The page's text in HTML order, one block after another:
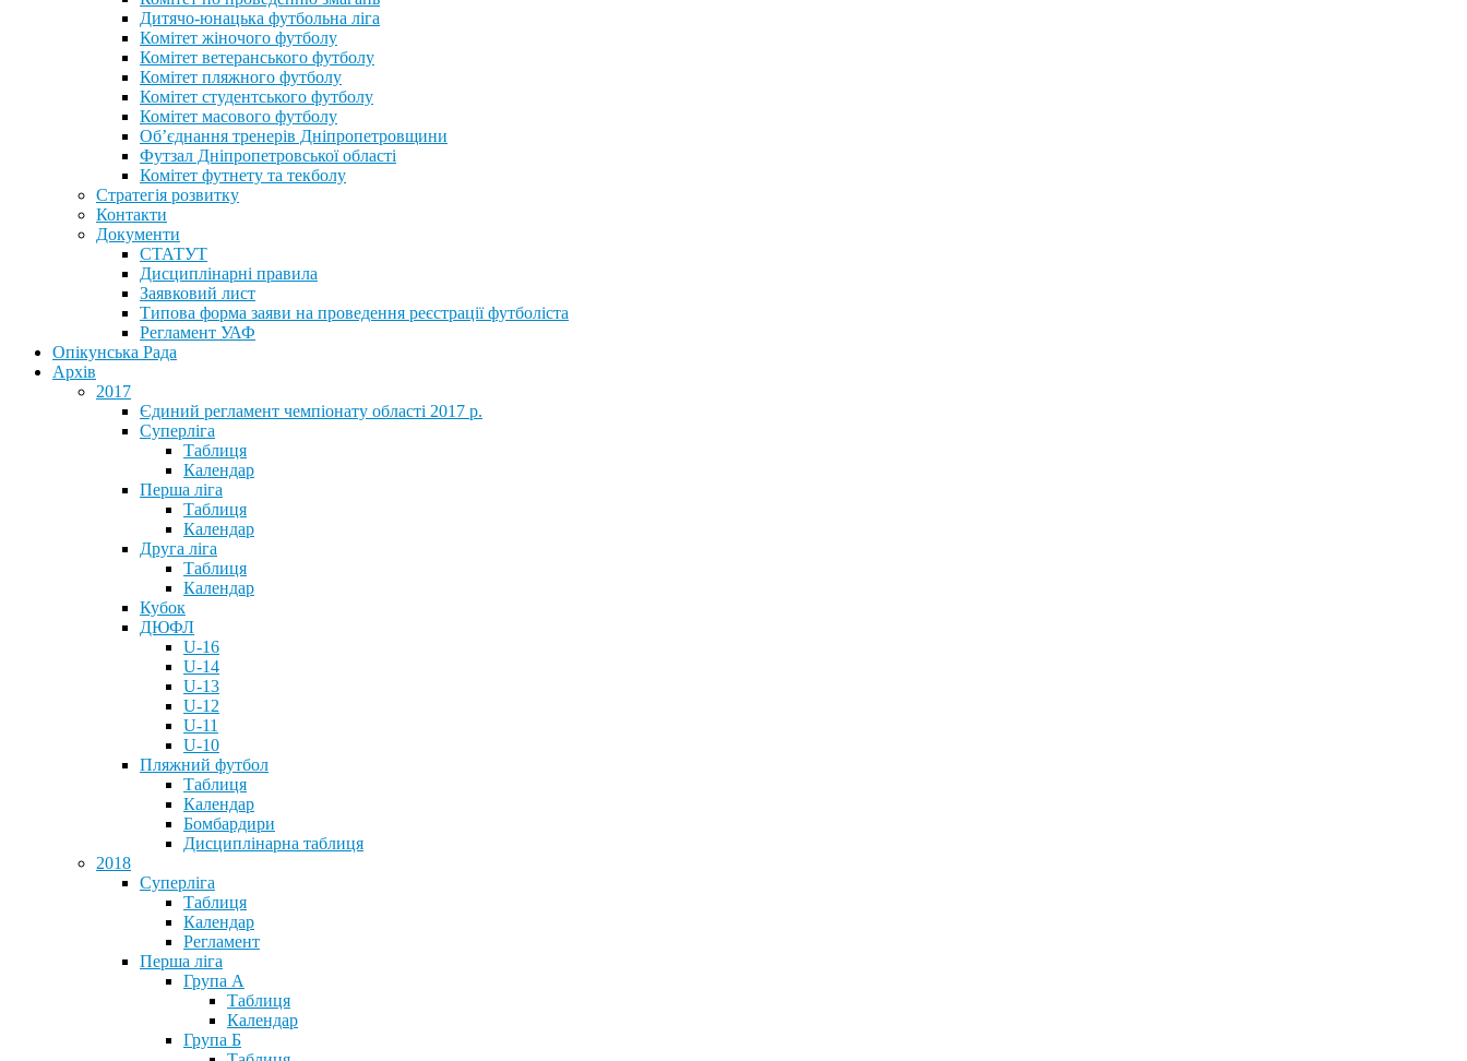
Дитячо-юнацька футбольна ліга
Комітет жіночого футболу
Комітет ветеранського футболу
Комітет пляжного футболу
Комітет студентського футболу
Комітет масового футболу
Обʼєднання тренерів Дніпропетровщини
Футзал Дніпропетровської області
Комітет футнету та текболу
Стратегія розвитку
Контакти
Документи
СТАТУТ
Дисциплінарні правила
Заявковий лист
Типова форма заяви на проведення реєстрації футболіста
Регламент УАФ
Опікунська Рада
Архів
2017
Єдиний регламент чемпіонату області 2017 р.
Суперліга
Таблиця
Календар
Перша ліга
Таблиця
Календар
Друга ліга
Таблиця
Календар
Кубок
ДЮФЛ
U-16
U-14
U-13
U-12
U-11
U-10
Пляжний футбол
Таблиця
Календар
Бомбардири
Дисциплінарна таблиця
2018
Суперліга
Таблиця
Календар
Регламент
Перша ліга
Група А
Таблиця
Календар
Група Б